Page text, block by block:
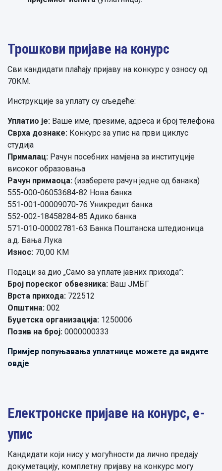
Трошкови пријаве на конурс
Сви кандидати плаћају пријаву на конкурс у озносу од
70КМ.
Инструкције за уплату су сљедеће:
Уплатио је: Ваше име, презиме, адреса и број телефона
Сврха дознаке: Конкурс за упис на први циклус
студија
Прималац: Рачун посебних намјена за институције
високог образовања
Рачун примаоца: (изаберете рачун једне од банака)
555-000-06053684-82 Нова банка
551-001-00009070-76 Уникредит банка
552-002-18458284-85 Адико банка
571-010-00002781-63 Банка Поштанска штедионица
а.д. Бања Лука
Износ: 70,00 КМ
Подаци за дио „Само за уплате јавних прихода”:
Број пореског обвезника: Ваш ЈМБГ
Врста прихода: 722512
Општина: 002
Буџетска организација: 1250006
Позив на број: 0000000333
Примјер попуњавања уплатнице можете да видите
овдје
Електронске пријаве на конурс, е-
упис
Кандидати који нису у могућности да лично предају
докуметацију, комплетну пријаву на конкурс могу